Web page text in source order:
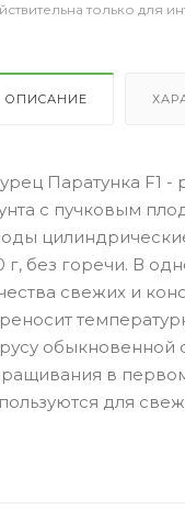
только для
ОПИСАНИЕ
Паратунка F1
с пучковым
г, без горечи. В
свежих и
обыкновенной
в первом
для